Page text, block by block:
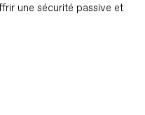
une sécurité passive et